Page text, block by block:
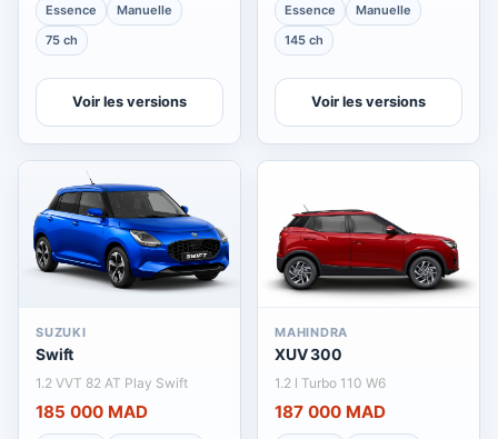
Essence
Manuelle
75 ch
Voir les versions
Essence
Manuelle
145 ch
Voir les versions
SUZUKI
Swift
1.2 VVT 82 AT Play Swift
185 000 MAD
MAHINDRA
XUV 300
1.2 l Turbo 110 W6
187 000 MAD